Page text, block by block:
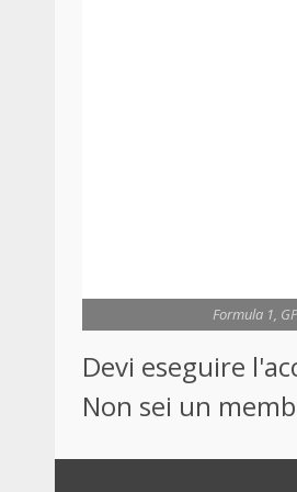
Formula 1,
Devi eseguire
Non sei un